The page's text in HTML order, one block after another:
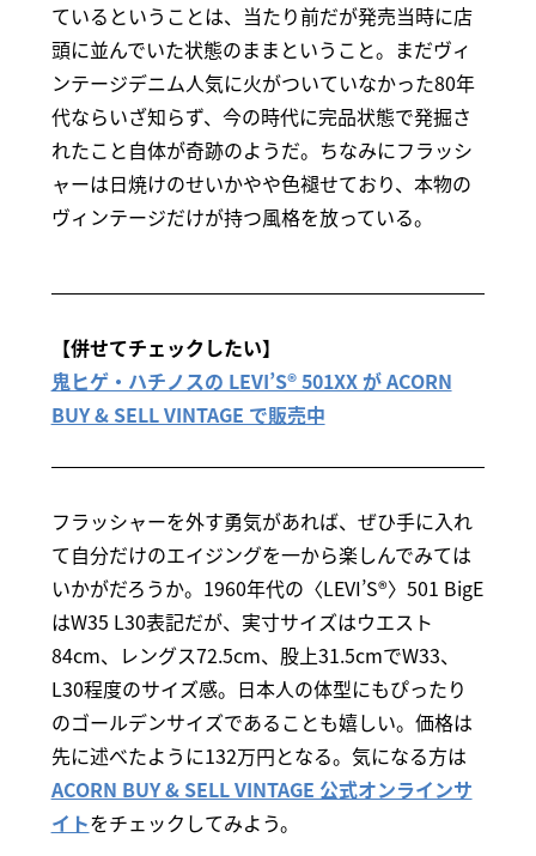
ているということは、当たり前だが発売当時に店
頭に並んでいた状態のままということ。まだヴィ
ンテージデニム人気に火がついていなかった80年
代ならいざ知らず、今の時代に完品状態で発掘さ
れたこと自体が奇跡のようだ。ちなみにフラッシ
ャーは日焼けのせいかやや色褪せており、本物の
ヴィンテージだけが持つ風格を放っている。
【併せてチェックしたい】
鬼ヒゲ・ハチノスの LEVI’S® 501XX が ACORN
BUY & SELL VINTAGE で販売中
フラッシャーを外す勇気があれば、ぜひ手に入れ
て自分だけのエイジングを一から楽しんでみては
いかがだろうか。1960年代の〈LEVI’S®〉501 BigE
はW35 L30表記だが、実寸サイズはウエスト
84cm、レングス72.5cm、股上31.5cmでW33、
L30程度のサイズ感。日本人の体型にもぴったり
のゴールデンサイズであることも嬉しい。価格は
先に述べたように132万円となる。気になる方は
ACORN BUY & SELL VINTAGE 公式オンラインサ
イトをチェックしてみよう。